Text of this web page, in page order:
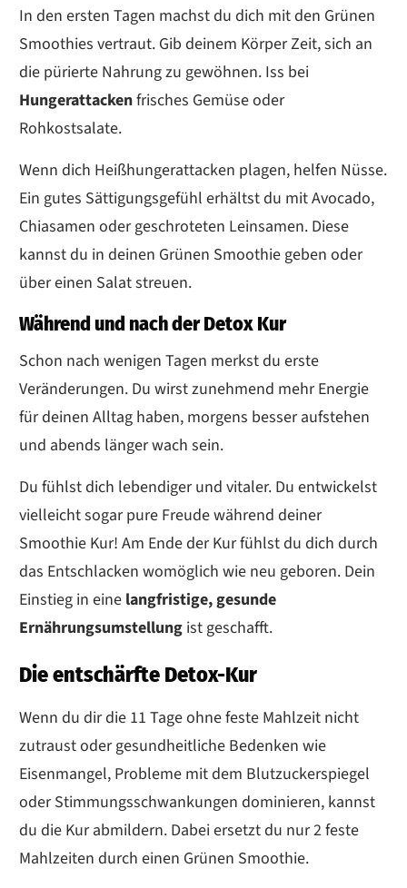
In den ersten Tagen machst du dich mit den Grünen
Smoothies vertraut. Gib deinem Körper Zeit, sich an
die pürierte Nahrung zu gewöhnen. Iss bei
Hungerattackenfrisches Gemüse oder
Rohkostsalate.
Wenn dich Heißhungerattacken plagen, helfen Nüsse.
Ein gutes Sättigungsgefühl erhältst du mit Avocado,
Chiasamen oder geschroteten Leinsamen. Diese
kannst du in deinen Grünen Smoothie geben oder
über einen Salat streuen.
Während und nach der Detox Kur
Schon nach wenigen Tagen merkst du erste
Veränderungen. Du wirst zunehmend mehr Energie
für deinen Alltag haben, morgens besser aufstehen
und abends länger wach sein.
Du fühlst dich lebendiger und vitaler. Du entwickelst
vielleicht sogar pure Freude während deiner
Smoothie Kur! Am Ende der Kur fühlst du dich durch
das Entschlacken womöglich wie neu geboren. Dein
Einstieg in eine langfristige, gesunde
Ernährungsumstellung ist geschafft.
Die entschärfte Detox-Kur
Wenn du dir die 11 Tage ohne feste Mahlzeit nicht
zutraust oder gesundheitliche Bedenken wie
Eisenmangel, Probleme mit dem Blutzuckerspiegel
oder Stimmungsschwankungen dominieren, kannst
du die Kur abmildern. Dabei ersetzt du nur 2 feste
Mahlzeiten durch einen Grünen Smoothie.